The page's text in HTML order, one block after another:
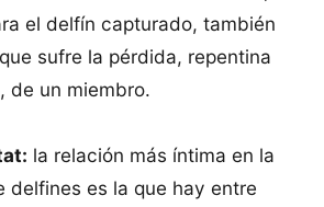
el delfín capturado, también
sufre la pérdida, repentina
de un miembro.
la relación más íntima en la
delfines es la que hay entre